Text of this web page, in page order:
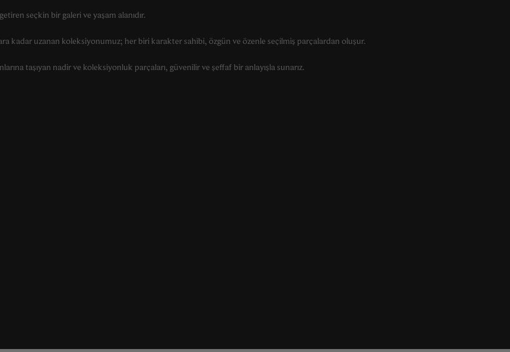
seçkin bir galeri ve yaşam alanıdır.
kadar uzanan koleksiyonumuz; her biri karakter sahibi, özgün ve özenle seçilmiş parçalardan oluşur.
taşıyan nadir ve koleksiyonluk parçaları, güvenilir ve şeffaf bir anlayışla sunarız.